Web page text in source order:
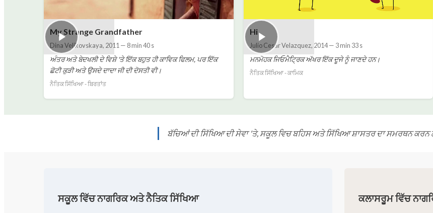
My Strange Grandfather
Dina Velikovskaya, 2011 — 8 min 40 s
ਅੰਤਰ ਅਤੇ ਬੇਦਖਲੀ ਦੇ ਵਿਸ਼ੇ 'ਤੇ ਇੱਕ ਬਹੁਤ ਹੀ ਕਾਵਿਕ ਫਿਲਮ, ਪਰ ਇੱਕ
ਛੋਟੀ ਕੁੜੀ ਅਤੇ ਉਸਦੇ ਦਾਦਾ ਜੀ ਦੀ ਦੋਸਤੀ ਵੀ।
ਨੈਤਿਕ ਸਿੱਖਿਆ - ਬਿਰਤਾਂਤ
Hi
Julio Cesar Velazquez, 2014— 3 min 33 s
ਮਨਮੋਹਕ ਜਿਓਮੈਟ੍ਰਿਕ ਅੱਖਰ ਇੱਕ ਦੂਜੇ ਨੂੰ ਜਾਣਦੇ ਹਨ।
ਨੈਤਿਕ ਸਿੱਖਿਆ - ਕਾਮਿਕ
ਬੱਚਿਆਂ ਦੀ ਸਿੱਖਿਆ ਦੀ ਸੇਵਾ 'ਤੇ, ਸਕੂਲ ਵਿਚ ਬਹਿਸ ਅਤੇ ਸਿੱਖਿਆ ਸ਼ਾਸਤਰ ਦਾ ਸਮਰਥਨ ਕਰਨ
ਸਕੂਲ ਵਿੱਚ ਨਾਗਰਿਕ ਅਤੇ ਨੈਤਿਕ ਸਿੱਖਿਆ ਕਲਾਸਰੂਮ ਵਿੱਚ